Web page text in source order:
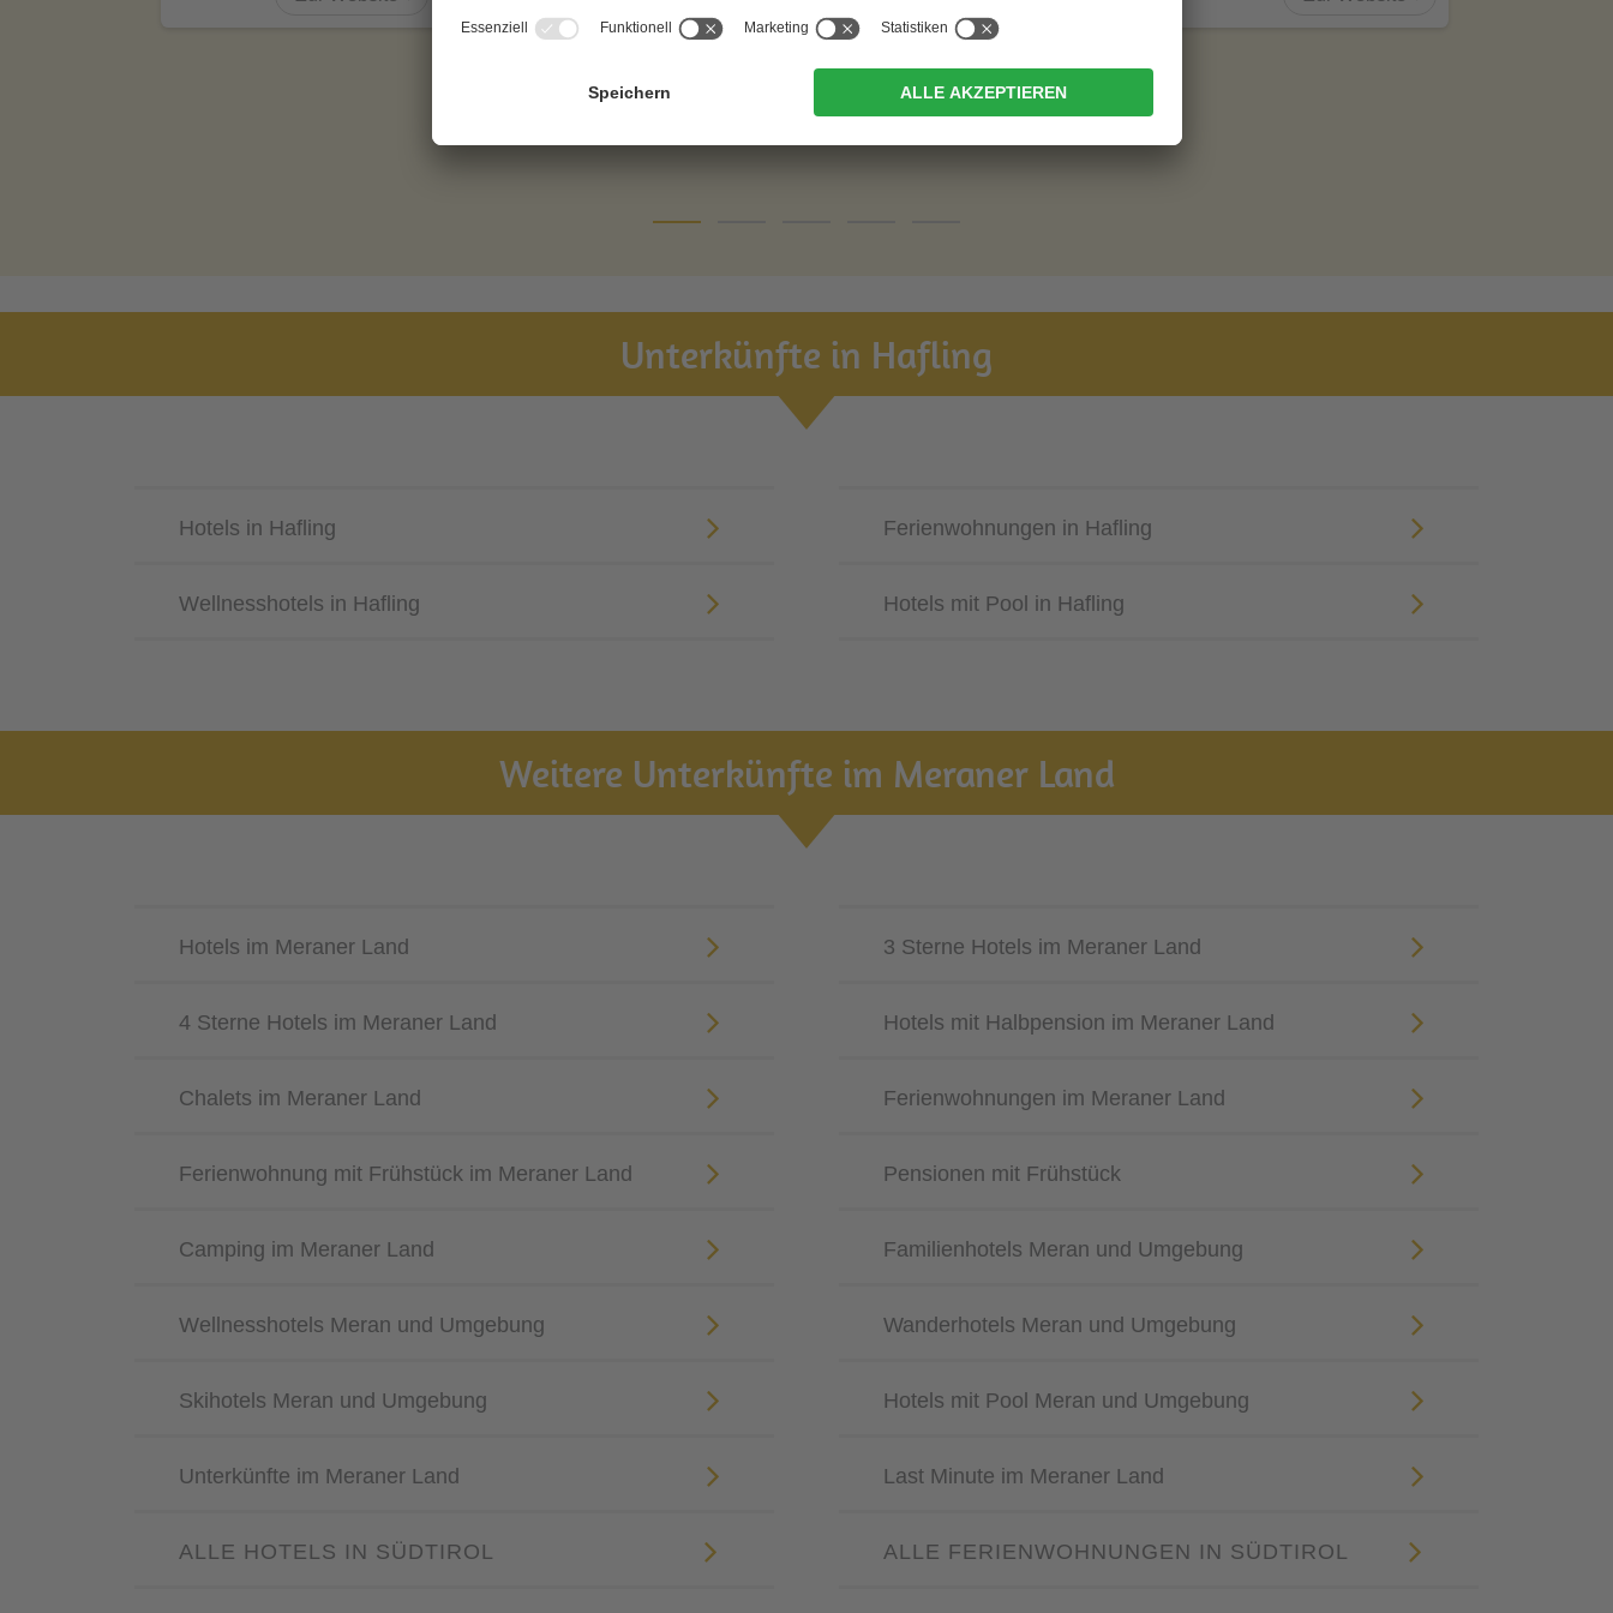
Unterkünfte in Hafling
Hotels in Hafling Ferienwohnungen in Hafling
Wellnesshotels in Hafling Hotels mit Pool in Hafling
Weitere Unterkünfte im Meraner Land
Hotels im Meraner Land 3 Sterne Hotels im Meraner Land
4 Sterne Hotels im Meraner Land Hotels mit Halbpension im Meraner Land
Chalets im Meraner Land Ferienwohnungen im Meraner Land
Ferienwohnung mit Frühstück im Meraner Land Pensionen mit Frühstück
Camping im Meraner Land Familienhotels Meran und Umgebung
Wellnesshotels Meran und Umgebung Wanderhotels Meran und Umgebung
Skihotels Meran und Umgebung Hotels mit Pool Meran und Umgebung
Unterkünfte im Meraner Land Last Minute im Meraner Land
ALLE HOTELS IN SÜDTIROL ALLE FERIENWOHNUNGEN IN SÜDTIROL